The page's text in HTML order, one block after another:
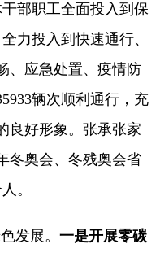
部职工全面投入到保
力投入到快速通行、
、应急处置、疫情防
辆次顺利通行，充
良好形象。张承张家
冬奥会、冬残奥会省
。
发展。一是开展零碳